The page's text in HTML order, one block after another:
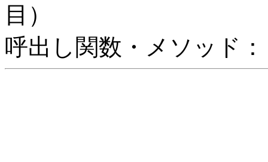
目）
呼出し関数・メソッド：